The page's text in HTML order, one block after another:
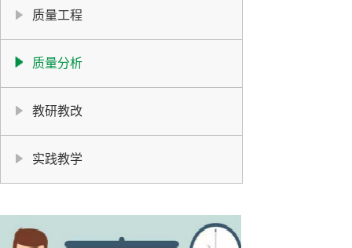
质量工程
质量分析
教研教改
实践教学